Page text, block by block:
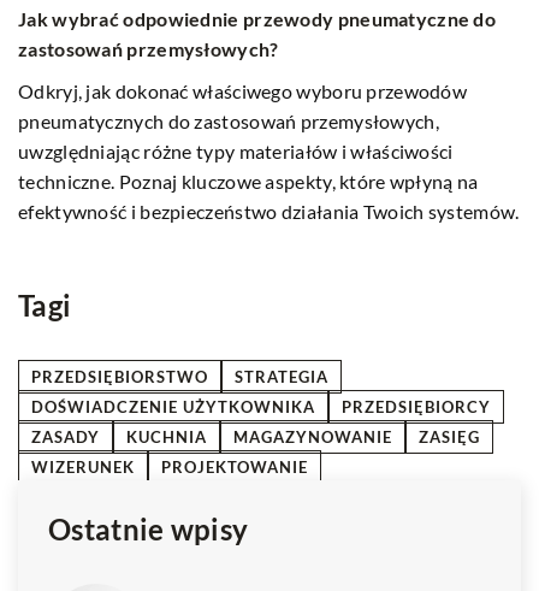
Jak wybrać odpowiednie przewody pneumatyczne do
zastosowań przemysłowych?
Odkryj, jak dokonać właściwego wyboru przewodów
pneumatycznych do zastosowań przemysłowych,
uwzględniając różne typy materiałów i właściwości
techniczne. Poznaj kluczowe aspekty, które wpłyną na
efektywność i bezpieczeństwo działania Twoich systemów.
Tagi
PRZEDSIĘBIORSTWO
STRATEGIA
DOŚWIADCZENIE UŻYTKOWNIKA
PRZEDSIĘBIORCY
ZASADY
KUCHNIA MAGAZYNOWANIE
ZASIĘG
WIZERUNEK
PROJEKTOWANIE
Ostatnie wpisy